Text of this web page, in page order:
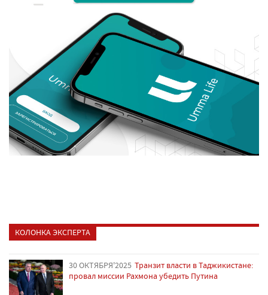
КОЛОНКА ЭКСПЕРТА
30 ОКТЯБРЯ'2025 Транзит власти в Таджикистане:
провал миссии Рахмона убедить Путина